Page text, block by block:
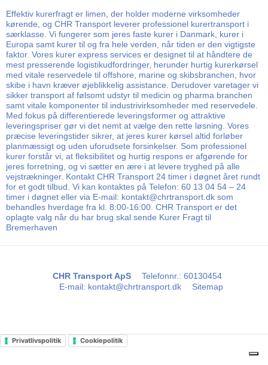
Effektiv kurerfragt er limen, der holder moderne virksomheder
kørende, og CHR Transport leverer professionel kurertransport i
særklasse. Vi fungerer som jeres faste kurer i Danmark, kurer i
Europa samt kurer til og fra hele verden, når tiden er den vigtigste
faktor. Vores kurer express services er designet til at håndtere de
mest presserende logistikudfordringer, herunder hurtig kurerkørsel
med vitale reservedele til offshore, marine og skibsbranchen, hvor
skibe i havn kræver øjeblikkelig assistance. Derudover varetager vi
sikker transport af følsomt udstyr til medicin og pharma branchen
samt vitale komponenter til industrivirksomheder med reservedele.
Med fokus på differentierede leveringsformer og attraktive
leveringspriser gør vi det nemt at vælge den rette løsning. Vores
præcise leveringstider sikrer, at jeres kurer kørsel altid forløber
planmæssigt og uden uforudsete forsinkelser. Som professionel
kurer forstår vi, at fleksibilitet og hurtig respons er afgørende for
jeres forretning, og vi sætter en ære i at levere tryghed på alle
vejstrækninger. Kontakt CHR Transport 24 timer i døgnet året rundt
for et godt tilbud. Vi kan kontaktes på Telefon: 60 13 04 54 – 24
timer i døgnet eller via E-mail: kontakt@chrtransport.dk som
behandles hverdage fra kl. 8:00-16:00. CHR Transport er det
oplagte valg når du har brug skal sende Kurer Fragt til
Bremerhaven
CHR Transport ApS Telefonnr.: 60130454
E-mail: kontakt@chrtransport.dk Sitemap
Privatlivspolitik Cookiepolitik